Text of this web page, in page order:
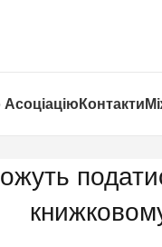
Асоціацію Контакти